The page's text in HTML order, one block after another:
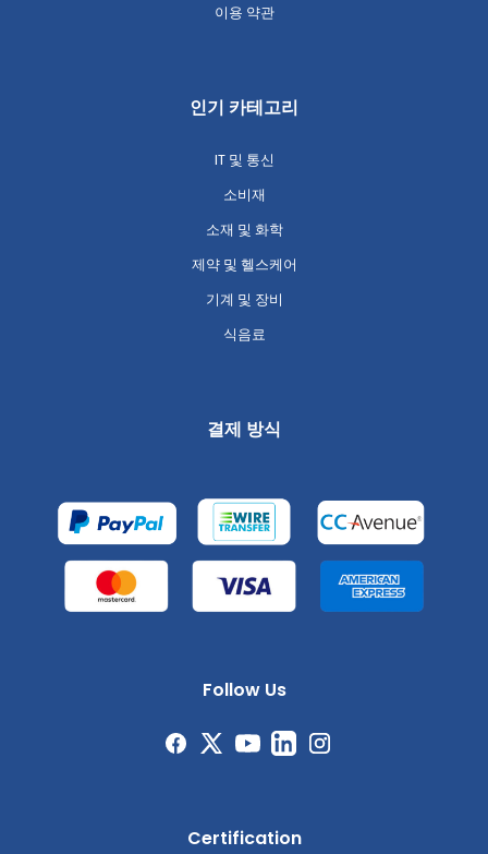
이용 약관
인기 카테고리
IT 및 통신
소비재
소재 및 화학
제약 및 헬스케어
기계 및 장비
식음료
결제 방식
Follow Us
Certification